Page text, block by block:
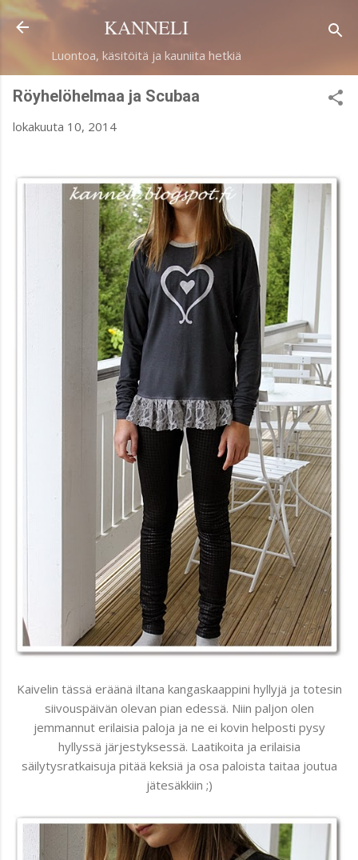
Siirry pääsisältöön
KANNELI
Luontoa, käsitöitä ja kauniita hetkiä
Röyhelöhelmaa ja Scubaa
lokakuuta 10, 2014
Kaivelin tässä eräänä iltana kangaskaappini hyllyjä ja totesin
siivouspäivän olevan pian edessä. Niin paljon olen
jemmannut erilaisia paloja ja ne ei kovin helposti pysy
hyllyssä järjestyksessä. Laatikoita ja erilaisia
säilytysratkaisuja pitää keksiä ja osa paloista taitaa joutua
jätesäkkiin ;)